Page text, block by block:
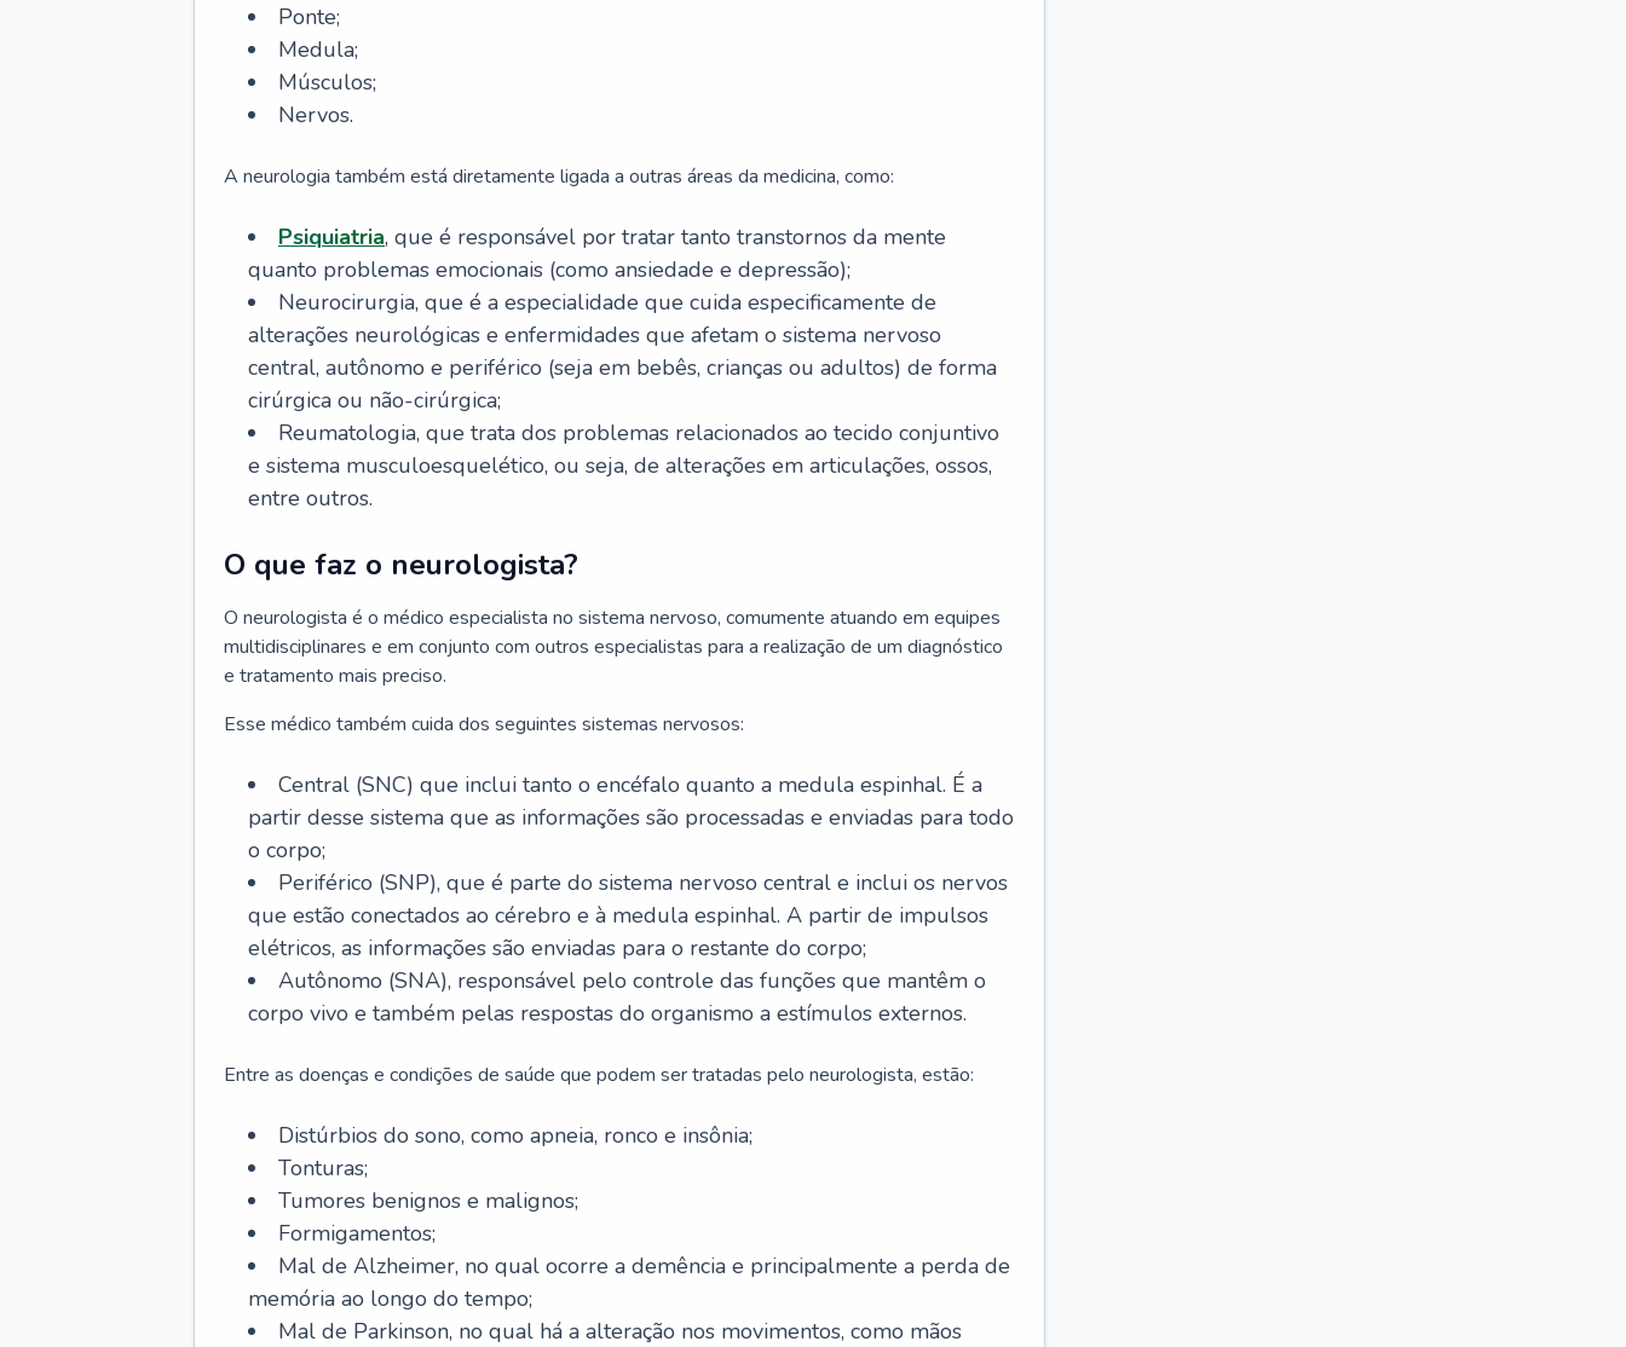
Ponte;
Medula;
Músculos;
Nervos.
A neurologia também está diretamente ligada a outras áreas da medicina, como:
Psiquiatria, que é responsável por tratar tanto transtornos da mente
quanto problemas emocionais (como ansiedade e depressão);
Neurocirurgia, que é a especialidade que cuida especificamente de
alterações neurológicas e enfermidades que afetam o sistema nervoso
central, autônomo e periférico (seja em bebês, crianças ou adultos) de forma
cirúrgica ou não-cirúrgica;
Reumatologia, que trata dos problemas relacionados ao tecido conjuntivo
e sistema musculoesquelético, ou seja, de alterações em articulações, ossos,
entre outros.
O que faz o neurologista?
O neurologista é o médico especialista no sistema nervoso, comumente atuando em equipes
multidisciplinares e em conjunto com outros especialistas para a realização de um diagnóstico
e tratamento mais preciso.
Esse médico também cuida dos seguintes sistemas nervosos:
Central (SNC) que inclui tanto o encéfalo quanto a medula espinhal. É a
partir desse sistema que as informações são processadas e enviadas para todo
o corpo;
Periférico (SNP), que é parte do sistema nervoso central e inclui os nervos
que estão conectados ao cérebro e à medula espinhal. A partir de impulsos
elétricos, as informações são enviadas para o restante do corpo;
Autônomo (SNA), responsável pelo controle das funções que mantêm o
corpo vivo e também pelas respostas do organismo a estímulos externos.
Entre as doenças e condições de saúde que podem ser tratadas pelo neurologista, estão:
Distúrbios do sono, como apneia, ronco e insônia;
Tonturas;
Tumores benignos e malignos;
Formigamentos;
Mal de Alzheimer, no qual ocorre a demência e principalmente a perda de
memória ao longo do tempo;
Mal de Parkinson, no qual há a alteração nos movimentos, como mãos